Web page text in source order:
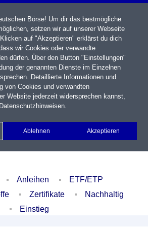
Watchlist Portfolio Login
Anleihen
ETF/ETP
Zertifikate
Nachhaltig
Einstieg
Börse! Um dir das bestmögliche
setzen wir auf unserer Webseite
auf "Akzeptieren" erklärst du dich
wir Cookies oder verwandte
dürfen. Über den Button "Einstellungen"
der genannten Dienste im Einzelnen
Detaillierte Informationen und
von Cookies und verwandten
Website jederzeit widersprechen kannst,
Datenschutzhinweisen.
Ablehnen Akzeptieren